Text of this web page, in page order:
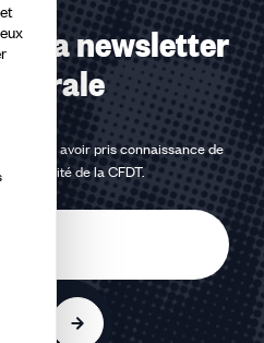
à la newsletter
j'affirme avoir pris connaissance de
de la CFDT.